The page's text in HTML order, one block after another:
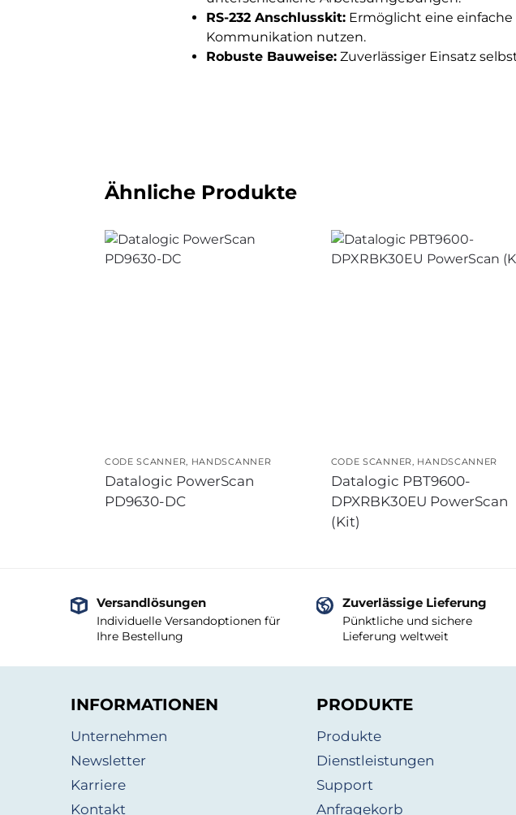
RS-232 Anschlusskit:Ermöglicht eine einfache
Kommunikation nutzen.
Robuste Bauweise:Zuverlässiger Einsatz
Ähnliche Produkte
CODE SCANNER, HANDSCANNER
Datalogic PowerScan
PD9630-DC
CODE SCANNER, HANDSCANNER
Datalogic PBT9600-
DPXRBK30EU PowerScan
(Kit)
Versandlösungen
Individuelle Versandoptionen für
Ihre Bestellung
Zuverlässige Lieferung
Pünktliche und sichere
Lieferung weltweit
INFORMATIONEN
Unternehmen
Newsletter
Karriere
Kontakt
PRODUKTE
Produkte
Dienstleistungen
Support
Anfragekorb